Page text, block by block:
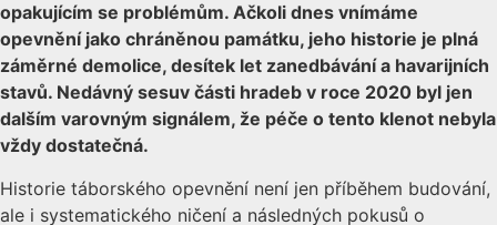
opakujícím se problémům. Ačkoli dnes vnímáme
opevnění jako chráněnou památku, jeho historie je plná
záměrné demolice, desítek let zanedbávání a havarijních
stavů. Nedávný sesuv části hradeb v roce 2020 byl jen
dalším varovným signálem, že péče o tento klenot nebyla
vždy dostatečná.
Historie táborského opevnění není jen příběhem budování,
ale i systematického ničení a následných pokusů o